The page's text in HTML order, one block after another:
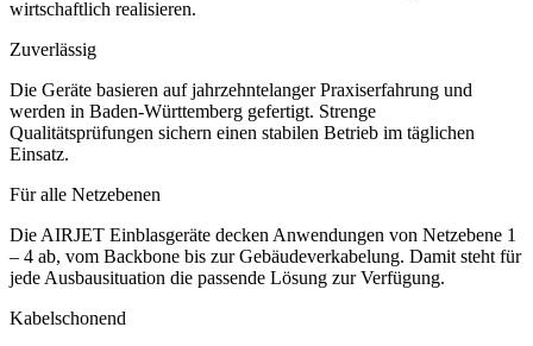
wirtschaftlich realisieren.
Zuverlässig
Die Geräte basieren auf jahrzehntelanger Praxiserfahrung und
werden in Baden-Württemberg gefertigt. Strenge
Qualitätsprüfungen sichern einen stabilen Betrieb im täglichen
Einsatz.
Für alle Netzebenen
Die AIRJET Einblasgeräte decken Anwendungen von Netzebene 1
– 4 ab, vom Backbone bis zur Gebäudeverkabelung. Damit steht für
jede Ausbausituation die passende Lösung zur Verfügung.
Kabelschonend